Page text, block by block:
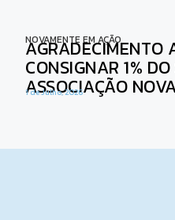
NOVAMENTE EM AÇÃO
AGRADECIMENTO
CONSIGNAR 1%
ASSOCIAÇÃO
1 de Julho, 2026